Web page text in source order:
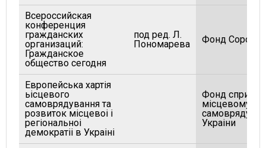
Всероссийская
конференция
гражданских
организаций:
Гражданское
общество сегодня
под ред. Л.
Пономарева
Фонд Сороса
Европейська хартiя
ьiсцевого
самоврядування та
розвиток мicцевоi i
регiональноi
демократii в Украiнi
Фонд
мicцевому
Украiни